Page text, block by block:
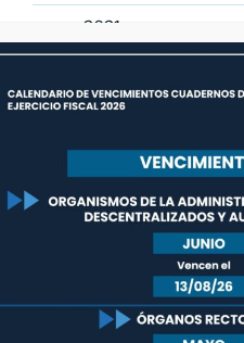
marzo 2021
enero 2021
diciembre 2020
noviembre 2020
agosto 2020